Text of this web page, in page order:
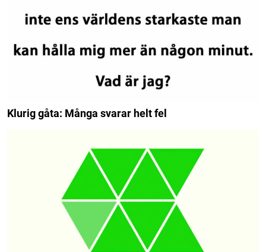
Klurig gåta: Många svarar helt fel